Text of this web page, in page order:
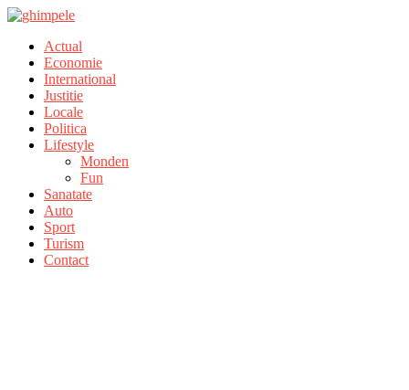
Actual
Economie
International
Justitie
Locale
Politica
Lifestyle
Monden
Fun
Sanatate
Auto
Sport
Turism
Contact